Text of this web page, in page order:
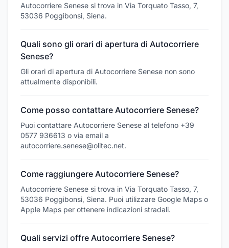
Autocorriere Senese si trova in Via Torquato Tasso, 7,
53036 Poggibonsi, Siena.
Quali sono gli orari di apertura di Autocorriere
Senese?
Gli orari di apertura di Autocorriere Senese non sono
attualmente disponibili.
Come posso contattare Autocorriere Senese?
Puoi contattare Autocorriere Senese al telefono +39
0577 936613 o via email a
autocorriere.senese@olitec.net.
Come raggiungere Autocorriere Senese?
Autocorriere Senese si trova in Via Torquato Tasso, 7,
53036 Poggibonsi, Siena. Puoi utilizzare Google Maps o
Apple Maps per ottenere indicazioni stradali.
Quali servizi offre Autocorriere Senese?